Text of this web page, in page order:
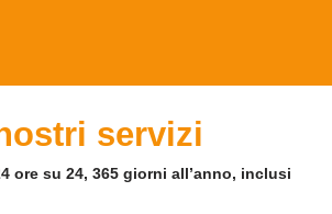
servizi
ore su 24, 365 giorni all’anno, inclusi